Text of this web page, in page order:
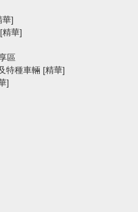
華]
[精華]
區
特種車輛 [精華]
]